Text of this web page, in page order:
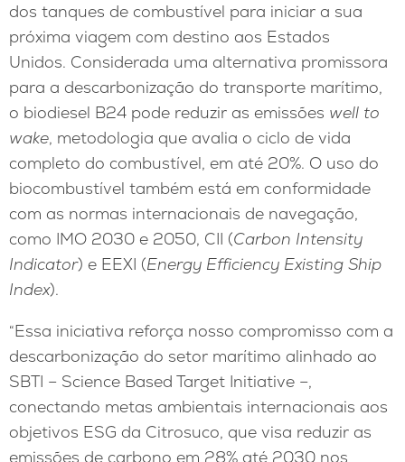
dos tanques de combustível para iniciar a sua
próxima viagem com destino aos Estados
Unidos. Considerada uma alternativa promissora
para a descarbonização do transporte marítimo,
o biodiesel B24 pode reduzir as emissões well to
wake, metodologia que avalia o ciclo de vida
completo do combustível, em até 20%. O uso do
biocombustível também está em conformidade
com as normas internacionais de navegação,
como IMO 2030 e 2050, CII (Carbon Intensity
Indicator) e EEXI (Energy Efficiency Existing Ship
Index).
“Essa iniciativa reforça nosso compromisso com a
descarbonização do setor marítimo alinhado ao
SBTI – Science Based Target Initiative –,
conectando metas ambientais internacionais aos
objetivos ESG da Citrosuco, que visa reduzir as
emissões de carbono em 28% até 2030 nos